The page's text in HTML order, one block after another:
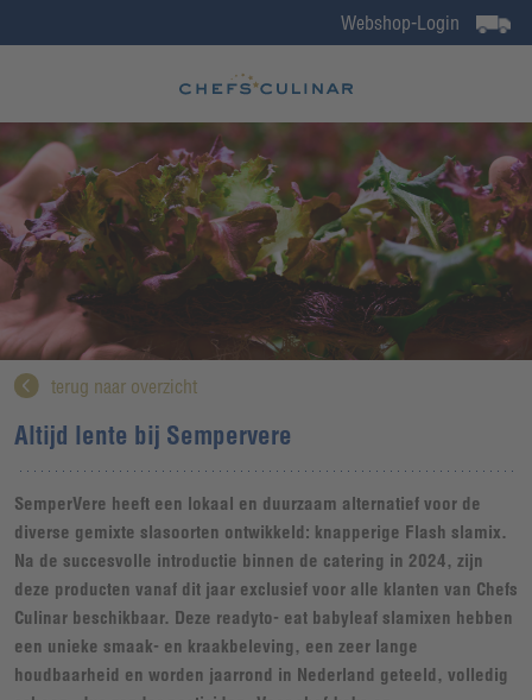
Webshop-Login
terug naar overzicht
Altijd lente bij Sempervere
SemperVere heeft een lokaal en duurzaam alternatief voor de
diverse gemixte slasoorten ontwikkeld: knapperige Flash slamix.
Na de succesvolle introductie binnen de catering in 2024, zijn
deze producten vanaf dit jaar exclusief voor alle klanten van Chefs
Culinar beschikbaar. Deze readyto- eat babyleaf slamixen hebben
een unieke smaak- en kraakbeleving, een zeer lange
houdbaarheid en worden jaarrond in Nederland geteeld, volledig